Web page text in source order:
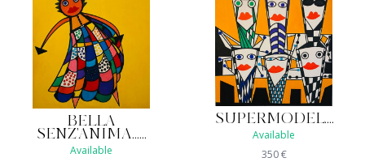
BELLA
SENZ'ANIMA......
Available
SUPERMODEL....
Available
350€